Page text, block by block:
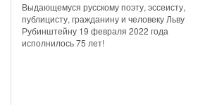
Выдающемуся русскому поэту, эссеисту,
публицисту, гражданину и человеку Льву
Рубинштейну 19 февраля 2022 года
исполнилось 75 лет!